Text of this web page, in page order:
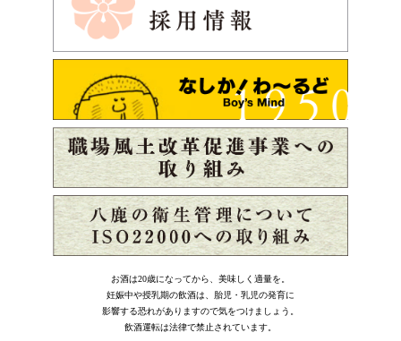
お酒は20歳になってから、美味しく適量を。
妊娠中や授乳期の飲酒は、胎児・乳児の発育に
影響する恐れがありますので気をつけましょう。
飲酒運転は法律で禁止されています。